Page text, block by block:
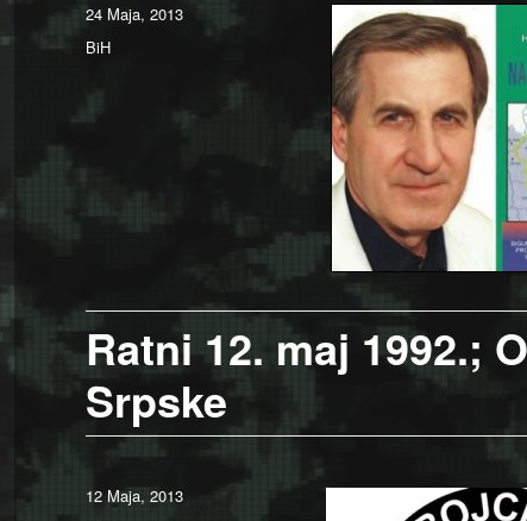
Posted
on
24 Maja, 2013
Categories
BiH
Ratni 12. maj 1992.;
Srpske
Posted
12 Maja, 2013